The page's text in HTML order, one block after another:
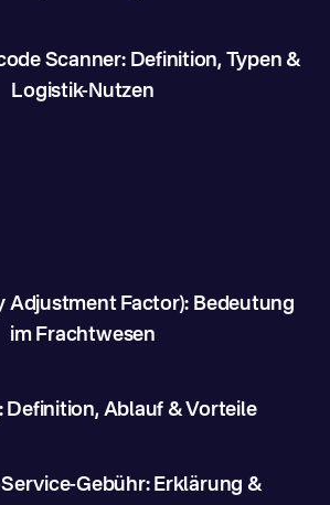
Scanner: Definition, Typen &
Logistik-Nutzen
Adjustment Factor): Bedeutung
im Frachtwesen
Definition, Ablauf & Vorteile
Gebühr: Erklärung &